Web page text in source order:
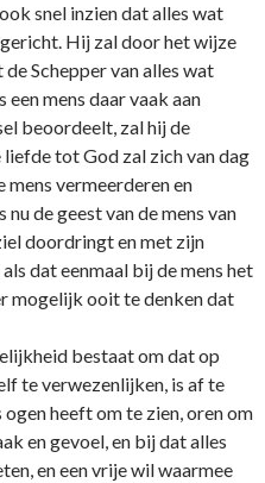
snel inzien dat alles wat
Hij zal door het wijze
Schepper van alles wat
mens daar vaak aan
beoordeelt, zal hij de
tot God zal zich van dag
mens vermeerderen en
de geest van de mens van
doordringt en met zijn
dat eenmaal bij de mens het
mogelijk ooit te denken dat
bestaat om dat op
te verwezenlijken, is af te
heeft om te zien, oren om
en gevoel, en bij dat alles
en een vrije wil waarmee